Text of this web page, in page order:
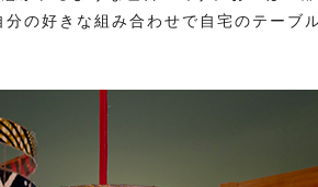
の好きな組み合わせで自宅のテーブ